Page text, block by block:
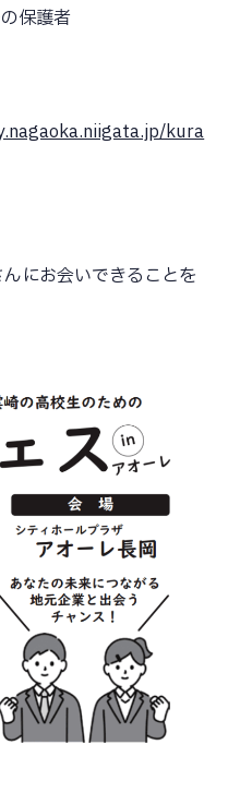
保護者
kura
にお会いできることを